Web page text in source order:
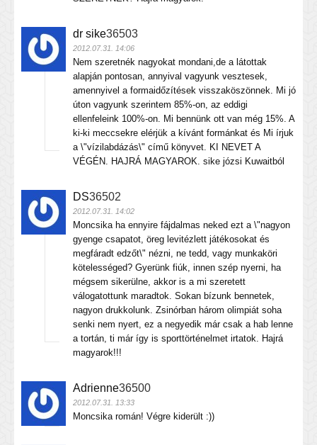
dr sike36503
2012.07.31. 14:06
Nem szeretnék nagyokat mondani,de a látottak
alapján pontosan, annyival vagyunk vesztesek,
amennyivel a formaidőzítések visszaköszönnek. Mi jó
úton vagyunk szerintem 85%-on, az eddigi
ellenfeleink 100%-on. Mi bennünk ott van még 15%. A
ki-ki meccsekre elérjük a kívánt formánkat és Mi írjuk
a \"vízilabdázás\" című könyvet. KI NEVET A
VÉGÉN. HAJRÁ MAGYAROK. sike józsi Kuwaitból
DS36502
2012.07.31. 14:02
Moncsika ha ennyire fájdalmas neked ezt a \"nagyon
gyenge csapatot, öreg levitézlett játékosokat és
megfáradt edzőt\" nézni, ne tedd, vagy munkaköri
kötelességed? Gyerünk fiúk, innen szép nyerni, ha
mégsem sikerülne, akkor is a mi szeretett
válogatottunk maradtok. Sokan bízunk bennetek,
nagyon drukkolunk. Zsinórban három olimpiát soha
senki nem nyert, ez a negyedik már csak a hab lenne
a tortán, ti már így is sporttörténelmet irtatok. Hajrá
magyarok!!!
Adrienne36500
2012.07.31. 13:33
Moncsika román! Végre kiderült :))